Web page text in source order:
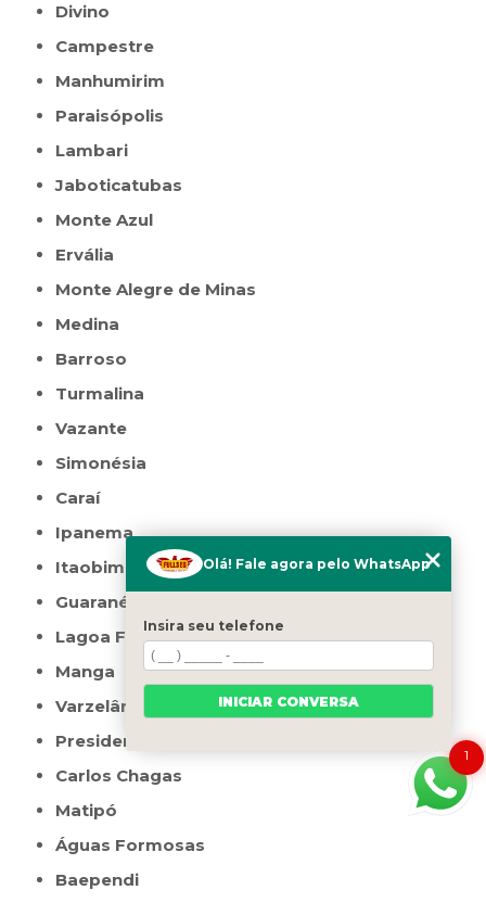
Divino
Campestre
Manhumirim
Paraisópolis
Lambari
Jaboticatubas
Monte Azul
Ervália
Monte Alegre de Minas
Medina
Barroso
Turmalina
Vazante
Simonésia
Caraí
Ipanema
Itaobim
Guaranésia
Lagoa Formosa
Manga
Varzelândia
Presidente Olegário
Carlos Chagas
Matipó
Águas Formosas
Baependi
1
Olá! Fale agora pelo WhatsApp
Insira seu telefone
INICIAR CONVERSA